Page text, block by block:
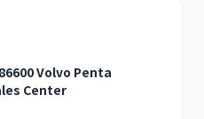
Volvo Penta
Center